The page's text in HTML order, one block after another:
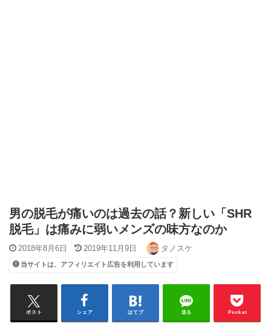
男の脱毛が痛いのは過去の話？新しい「SHR
脱毛」は痛みに弱いメンズの味方なのか
2018年8月6日 2019年11月9日 タノスケ
当サイトは、アフィリエイト広告を利用しています
ポスト シェア はてブ 送る Pocket